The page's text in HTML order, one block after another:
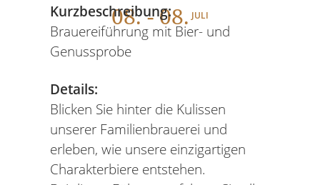
08. - 08. JULI
Kurzbeschreibung:
Brauereiführung mit Bier- und
Genussprobe
Details:
Blicken Sie hinter die Kulissen
unserer Familienbrauerei und
erleben, wie unsere einzigartigen
Charakterbiere entstehen.